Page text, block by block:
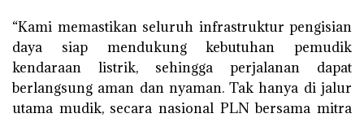
“Kami memastikan seluruh infrastruktur pengisian
daya siap mendukung kebutuhan pemudik
kendaraan listrik, sehingga perjalanan dapat
berlangsung aman dan nyaman. Tak hanya di jalur
utama mudik, secara nasional PLN bersama mitra